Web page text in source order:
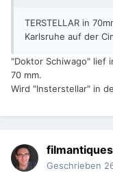
TERSTELLAR in
Karlsruhe auf der
"Doktor Schiwago" lief
70 mm.
Wird "Insterstellar" in
filmantiques
Geschrieben